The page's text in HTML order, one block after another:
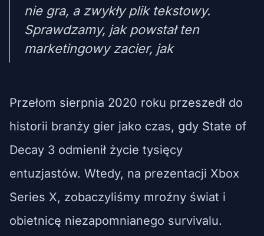
nie gra, a zwykły plik tekstowy.
Sprawdzamy, jak powstał ten
marketingowy zacier, jak
Przełom sierpnia 2020 roku przeszedł do
historii branży gier jako czas, gdy State of
Decay 3 odmienił życie tysięcy
entuzjastów. Wtedy, na prezentacji Xbox
Series X, zobaczyliśmy mroźny świat i
obietnicę niezapomnianego survivalu.